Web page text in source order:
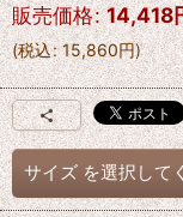
販売価格: 14,418
(税込: 15,860円)
サイズ を選択して